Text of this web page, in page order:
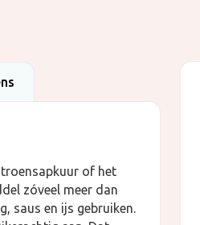
of het
zóveel meer dan
saus en ijs gebruiken.